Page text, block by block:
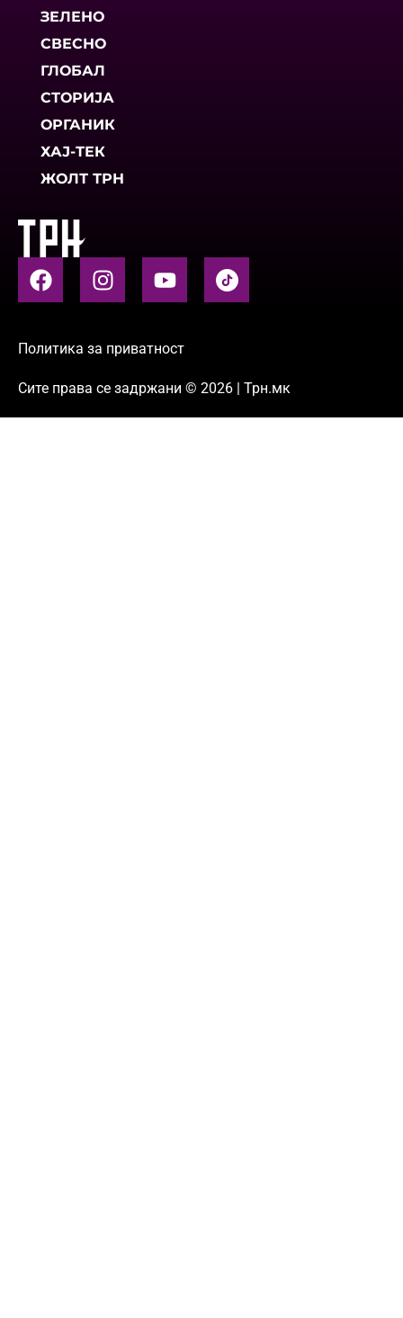
ЗЕЛЕНО
СВЕСНО
ГЛОБАЛ
СТОРИЈА
ОРГАНИК
ХАЈ-ТЕК
ЖОЛТ ТРН
Политика за приватност
Сите права се задржани © 2026 | Трн.мк